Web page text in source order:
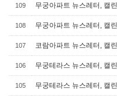
109 무궁아파트 뉴스레터, 캘
108 무궁아파트 뉴스레터, 캘
107 코람아파트 뉴스레터, 캘
106 무궁테라스 뉴스레터, 캘
105 무궁테라스 뉴스레터, 캘